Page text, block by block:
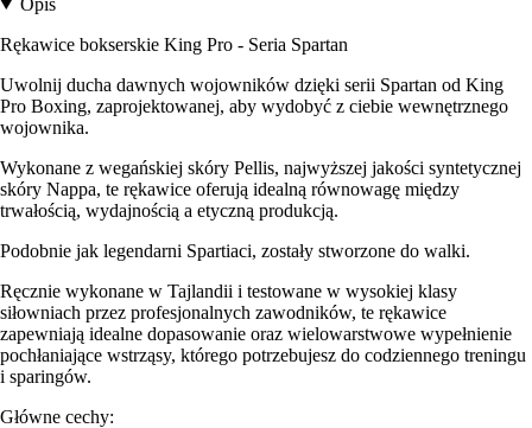
Rękawice bokserskie King Pro - Seria Spartan
Uwolnij ducha dawnych wojowników dzięki serii Spartan od King
Pro Boxing, zaprojektowanej, aby wydobyć z ciebie wewnętrznego
wojownika.
Wykonane z wegańskiej skóry Pellis, najwyższej jakości syntetycznej
skóry Nappa, te rękawice oferują idealną równowagę między
trwałością, wydajnością a etyczną produkcją.
Podobnie jak legendarni Spartiaci, zostały stworzone do walki.
Ręcznie wykonane w Tajlandii i testowane w wysokiej klasy
siłowniach przez profesjonalnych zawodników, te rękawice
zapewniają idealne dopasowanie oraz wielowarstwowe wypełnienie
pochłaniające wstrząsy, którego potrzebujesz do codziennego treningu
i sparingów.
Główne cechy: